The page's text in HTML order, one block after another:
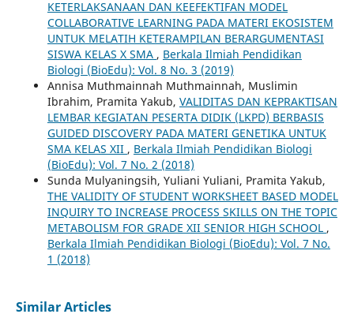
KETERLAKSANAAN DAN KEEFEKTIFAN MODEL
COLLABORATIVE LEARNING PADA MATERI EKOSISTEM
UNTUK MELATIH KETERAMPILAN BERARGUMENTASI
SISWA KELAS X SMA , Berkala Ilmiah Pendidikan
Biologi (BioEdu): Vol. 8 No. 3 (2019)
Annisa Muthmainnah Muthmainnah, Muslimin
Ibrahim, Pramita Yakub, VALIDITAS DAN KEPRAKTISAN
LEMBAR KEGIATAN PESERTA DIDIK (LKPD) BERBASIS
GUIDED DISCOVERY PADA MATERI GENETIKA UNTUK
SMA KELAS XII , Berkala Ilmiah Pendidikan Biologi
(BioEdu): Vol. 7 No. 2 (2018)
Sunda Mulyaningsih, Yuliani Yuliani, Pramita Yakub,
THE VALIDITY OF STUDENT WORKSHEET BASED MODEL
INQUIRY TO INCREASE PROCESS SKILLS ON THE TOPIC
METABOLISM FOR GRADE XII SENIOR HIGH SCHOOL ,
Berkala Ilmiah Pendidikan Biologi (BioEdu): Vol. 7 No.
1 (2018)
Similar Articles